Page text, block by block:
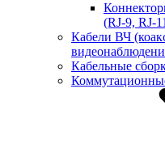
(RJ-9, RJ-
Кабели ВЧ
Кабельные